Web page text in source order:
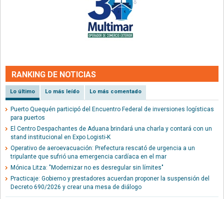
RANKING DE NOTICIAS
Lo último Lo más leído Lo más comentado
Puerto Quequén participó del Encuentro Federal de inversiones logísticas
para puertos
El Centro Despachantes de Aduana brindará una charla y contará con un
stand institucional en Expo Logisti-K
Operativo de aeroevacuación: Prefectura rescató de urgencia a un
tripulante que sufrió una emergencia cardíaca en el mar
Mónica Litza: "Modernizar no es desregular sin límites"
Practicaje: Gobierno y prestadores acuerdan proponer la suspensión del
Decreto 690/2026 y crear una mesa de diálogo